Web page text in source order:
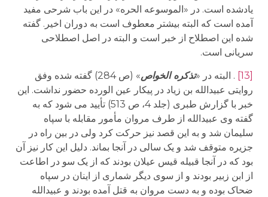
یادشده است. در «الموسوعه الحره» در این باب شرحی مفید
آمده است که البته بیشتر معطوف است به دوران اخیر. گفته
شده این اصطلاح از خبر است و البته در اصل اصطلاحی
سریانی است.
[13] . البته در «تذکره الخواص
» (ص 284) گفته شده وفق
روایتی عبیدالله بن زیاد در پیکار عین الورده حضور نداشت. این
خبر با گزارش طبری (جلد 4، ص 513) تأیید می شود که به
گفته وی عبیدالله از طرف مروان مأمور مقابله با سپاه
سلیمان شد و به این قصد نیز حرکت کرد ولی در بین راه در
جزیره متوقف شد و یک سالی در آنجا بماند. دلیل این کار نیز آن
بود که در آنجا قبیله قیس عیلان بودند که از یک سو در اطاعت
از ابن زبیر بودند و از سوی دیگر شماری از اینان در سپاه
ضحاک بوده و به دست مروان به قتل آمده بودند و عبیدالله